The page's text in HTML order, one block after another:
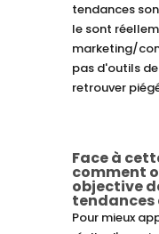
tendances
le sont
marketing/
pas d'outils
retrouver
Face à
comment
objective
tendances
Pour mieux